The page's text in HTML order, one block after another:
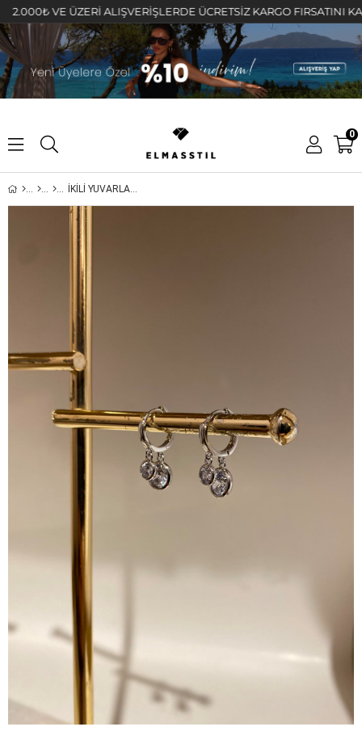
VE ÜZERİ ALIŞVERİŞLERDE ÜCRETSİZ KARGO FIRSATINI
0
İKİLİ YUVARLAK TAŞLI SHAKIRA KÜPE